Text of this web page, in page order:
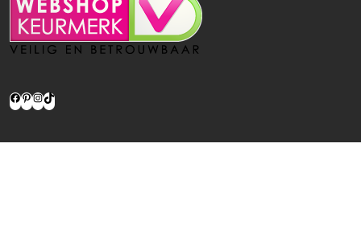
Facebook
Pinterest
Instagram
TikTok